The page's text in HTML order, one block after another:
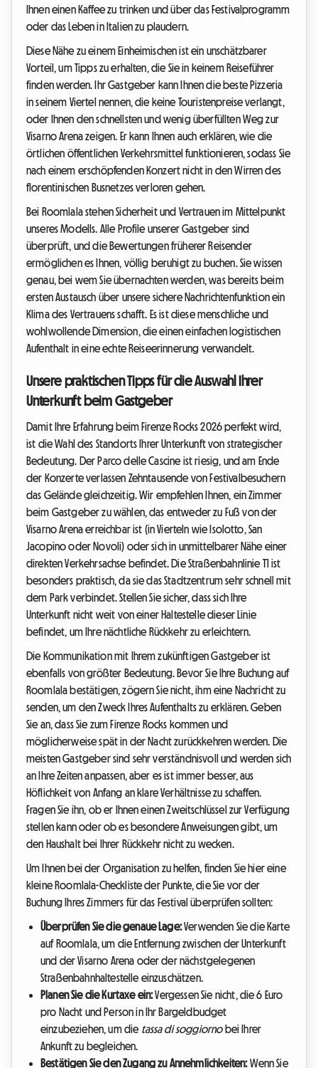
Ihnen einen Kaffee zu trinken und über das Festivalprogramm
oder das Leben in Italien zu plaudern.
Diese Nähe zu einem Einheimischen ist ein unschätzbarer
Vorteil, um Tipps zu erhalten, die Sie in keinem Reiseführer
finden werden. Ihr Gastgeber kann Ihnen die beste Pizzeria
in seinem Viertel nennen, die keine Touristenpreise verlangt,
oder Ihnen den schnellsten und wenig überfüllten Weg zur
Visarno Arena zeigen. Er kann Ihnen auch erklären, wie die
örtlichen öffentlichen Verkehrsmittel funktionieren, sodass Sie
nach einem erschöpfenden Konzert nicht in den Wirren des
florentinischen Busnetzes verloren gehen.
Bei Roomlala stehen Sicherheit und Vertrauen im Mittelpunkt
unseres Modells. Alle Profile unserer Gastgeber sind
überprüft, und die Bewertungen früherer Reisender
ermöglichen es Ihnen, völlig beruhigt zu buchen. Sie wissen
genau, bei wem Sie übernachten werden, was bereits beim
ersten Austausch über unsere sichere Nachrichtenfunktion ein
Klima des Vertrauens schafft. Es ist diese menschliche und
wohlwollende Dimension, die einen einfachen logistischen
Aufenthalt in eine echte Reiseerinnerung verwandelt.
Unsere praktischen Tipps für die Auswahl Ihrer
Unterkunft beim Gastgeber
Damit Ihre Erfahrung beim Firenze Rocks 2026 perfekt wird,
ist die Wahl des Standorts Ihrer Unterkunft von strategischer
Bedeutung. Der Parco delle Cascine ist riesig, und am Ende
der Konzerte verlassen Zehntausende von Festivalbesuchern
das Gelände gleichzeitig. Wir empfehlen Ihnen, ein Zimmer
beim Gastgeber zu wählen, das entweder zu Fuß von der
Visarno Arena erreichbar ist (in Vierteln wie Isolotto, San
Jacopino oder Novoli) oder sich in unmittelbarer Nähe einer
direkten Verkehrsachse befindet. Die Straßenbahnlinie T1 ist
besonders praktisch, da sie das Stadtzentrum sehr schnell mit
dem Park verbindet. Stellen Sie sicher, dass sich Ihre
Unterkunft nicht weit von einer Haltestelle dieser Linie
befindet, um Ihre nächtliche Rückkehr zu erleichtern.
Die Kommunikation mit Ihrem zukünftigen Gastgeber ist
ebenfalls von größter Bedeutung. Bevor Sie Ihre Buchung auf
Roomlala bestätigen, zögern Sie nicht, ihm eine Nachricht zu
senden, um den Zweck Ihres Aufenthalts zu erklären. Geben
Sie an, dass Sie zum Firenze Rocks kommen und
möglicherweise spät in der Nacht zurückkehren werden. Die
meisten Gastgeber sind sehr verständnisvoll und werden sich
an Ihre Zeiten anpassen, aber es ist immer besser, aus
Höflichkeit von Anfang an klare Verhältnisse zu schaffen.
Fragen Sie ihn, ob er Ihnen einen Zweitschlüssel zur Verfügung
stellen kann oder ob es besondere Anweisungen gibt, um
den Haushalt bei Ihrer Rückkehr nicht zu wecken.
Um Ihnen bei der Organisation zu helfen, finden Sie hier eine
kleine Roomlala-Checkliste der Punkte, die Sie vor der
Buchung Ihres Zimmers für das Festival überprüfen sollten:
Überprüfen Sie die genaue Lage:Verwenden Sie die Karte
auf Roomlala, um die Entfernung zwischen der Unterkunft
und der Visarno Arena oder der nächstgelegenen
Straßenbahnhaltestelle einzuschätzen.
Planen Sie die Kurtaxe ein:Vergessen Sie nicht, die 6 Euro
pro Nacht und Person in Ihr Bargeldbudget
einzubeziehen, um die tassa di soggiornobei Ihrer
Ankunft zu begleichen.
Bestätigen Sie den Zugang zu Annehmlichkeiten:Wenn Sie